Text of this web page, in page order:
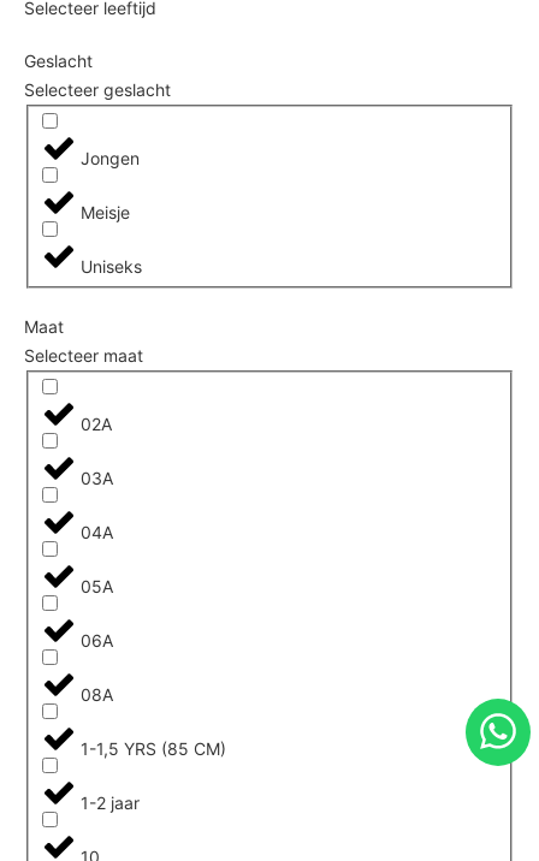
Selecteer leeftijd
Geslacht
Selecteer geslacht
Jongen
Meisje
Uniseks
Maat
Selecteer maat
02A
03A
04A
05A
06A
08A
1-1,5 YRS (85 CM)
1-2 jaar
10